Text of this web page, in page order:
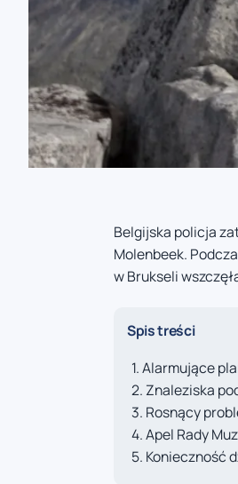
Belgijska policja
Molenbeek.
w Brukseli
Spis treści
Alarmujące
Znaleziska
Rosnący
Apel Rady
Konieczność